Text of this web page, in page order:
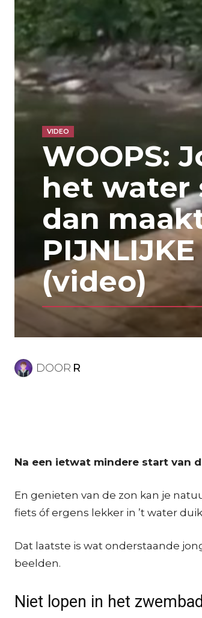
VIDEO
WOOPS:
het water
dan
(video)
DOOR R
Na een ietwat mindere start van
En genieten van de zon kan je
fiets óf ergens lekker in ’t water
Dat laatste is wat onderstaande
beelden.
Niet lopen in het